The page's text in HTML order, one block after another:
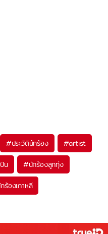
#ประวัตินักร้อง #artist
น #นักร้องลูกทุ่ง
ร้องเกาหลี